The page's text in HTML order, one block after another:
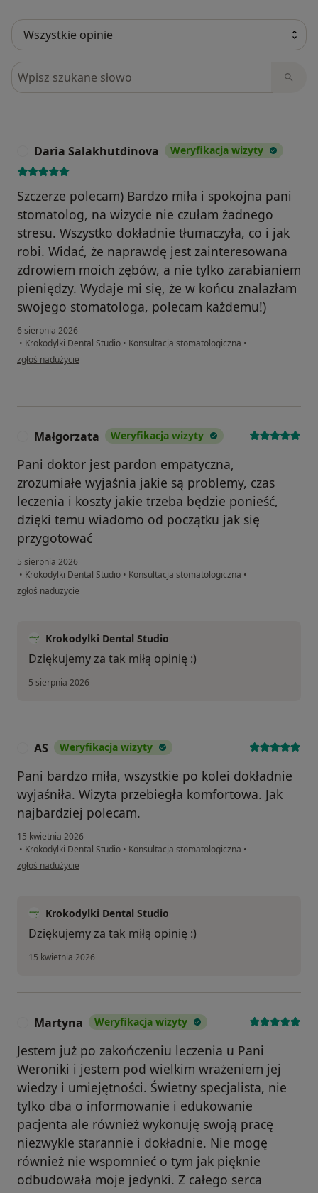
Szukaj w opiniach
Daria Salakhutdinova Weryfikacja wizyty
Szczerze polecam) Bardzo miła i spokojna pani
stomatolog, na wizycie nie czułam żadnego
stresu. Wszystko dokładnie tłumaczyła, co i jak
robi. Widać, że naprawdę jest zainteresowana
zdrowiem moich zębów, a nie tylko zarabianiem
pieniędzy. Wydaje mi się, że w końcu znalazłam
swojego stomatologa, polecam każdemu!)
6 sierpnia 2026
• Krokodylki Dental Studio • Konsultacja stomatologiczna •
w opinii użytkownika Daria Salakhutdinova
zgłoś nadużycie
Małgorzata Weryfikacja wizyty
Pani doktor jest pardon empatyczna,
zrozumiałe wyjaśnia jakie są problemy, czas
leczenia i koszty jakie trzeba będzie ponieść,
dzięki temu wiadomo od początku jak się
przygotować
5 sierpnia 2026
• Krokodylki Dental Studio • Konsultacja stomatologiczna •
w opinii użytkownika Małgorzata
zgłoś nadużycie
Krokodylki Dental Studio
Dziękujemy za tak miłą opinię :)
5 sierpnia 2026
AS Weryfikacja wizyty
Pani bardzo miła, wszystkie po kolei dokładnie
wyjaśniła. Wizyta przebiegła komfortowa. Jak
najbardziej polecam.
15 kwietnia 2026
• Krokodylki Dental Studio • Konsultacja stomatologiczna •
w opinii użytkownika AS
zgłoś nadużycie
Krokodylki Dental Studio
Dziękujemy za tak miłą opinię :)
15 kwietnia 2026
Martyna Weryfikacja wizyty
Jestem już po zakończeniu leczenia u Pani
Weroniki i jestem pod wielkim wrażeniem jej
wiedzy i umiejętności. Świetny specjalista, nie
tylko dba o informowanie i edukowanie
pacjenta ale również wykonuję swoją pracę
niezwykle starannie i dokładnie. Nie mogę
również nie wspomnieć o tym jak pięknie
odbudowała moje jedynki. Z całego serca